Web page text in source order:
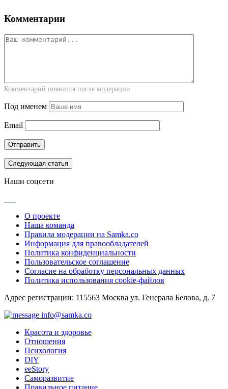
Комментарии
Комментарий появится после модерации
Под именем
Email
Следующая статья
Наши соцсети
О проекте
Наша команда
Правила модерации на Samka.co
Информация для правообладателей
Политика конфиденциальности
Пользовательское соглашение
Согласие на обработку персональных данных
Политика использования cookie-файлов
Адрес регистрации: 115563 Москва ул. Генерала Белова, д. 7
info@samka.co
Красота и здоровье
Отношения
Психология
DIY
ееStory
Саморазвитие
Правильное питание